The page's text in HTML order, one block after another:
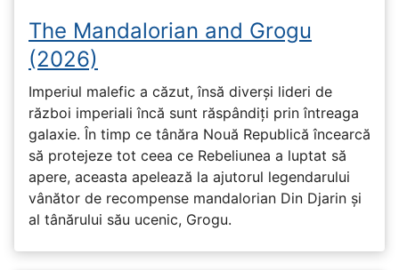
The Mandalorian and Grogu
(2026)
Imperiul malefic a căzut, însă diverși lideri de
război imperiali încă sunt răspândiți prin întreaga
galaxie. În timp ce tânăra Nouă Republică încearcă
să protejeze tot ceea ce Rebeliunea a luptat să
apere, aceasta apelează la ajutorul legendarului
vânător de recompense mandalorian Din Djarin și
al tânărului său ucenic, Grogu.